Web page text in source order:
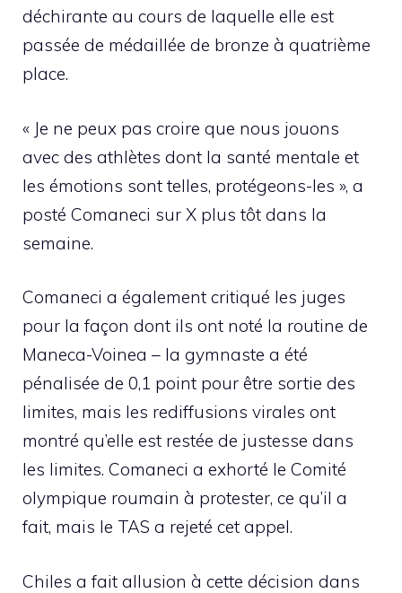
déchirante au cours de laquelle elle est
passée de médaillée de bronze à quatrième
place.
« Je ne peux pas croire que nous jouons
avec des athlètes dont la santé mentale et
les émotions sont telles, protégeons-les », a
posté Comaneci sur X plus tôt dans la
semaine.
Comaneci a également critiqué les juges
pour la façon dont ils ont noté la routine de
Maneca-Voinea – la gymnaste a été
pénalisée de 0,1 point pour être sortie des
limites, mais les rediffusions virales ont
montré qu’elle est restée de justesse dans
les limites. Comaneci a exhorté le Comité
olympique roumain à protester, ce qu’il a
fait, mais le TAS a rejeté cet appel.
Chiles a fait allusion à cette décision dans